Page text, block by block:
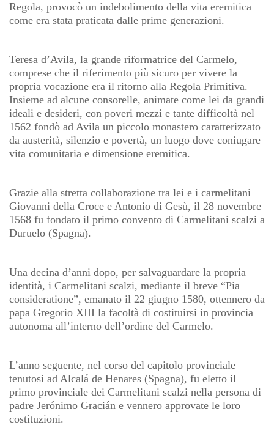
Regola, provocò un indebolimento della vita eremitica
come era stata praticata dalle prime generazioni.
Teresa d’Avila, la grande riformatrice del Carmelo,
comprese che il riferimento più sicuro per vivere la
propria vocazione era il ritorno alla Regola Primitiva.
Insieme ad alcune consorelle, animate come lei da grandi
ideali e desideri, con poveri mezzi e tante difficoltà nel
1562 fondò ad Avila un piccolo monastero caratterizzato
da austerità, silenzio e povertà, un luogo dove coniugare
vita comunitaria e dimensione eremitica.
Grazie alla stretta collaborazione tra lei e i carmelitani
Giovanni della Croce e Antonio di Gesù, il 28 novembre
1568 fu fondato il primo convento di Carmelitani scalzi a
Duruelo (Spagna).
Una decina d’anni dopo, per salvaguardare la propria
identità, i Carmelitani scalzi, mediante il breve “Pia
consideratione”, emanato il 22 giugno 1580, ottennero da
papa Gregorio XIII la facoltà di costituirsi in provincia
autonoma all’interno dell’ordine del Carmelo.
L’anno seguente, nel corso del capitolo provinciale
tenutosi ad Alcalá de Henares (Spagna), fu eletto il
primo provinciale dei Carmelitani scalzi nella persona di
padre Jerónimo Gracián e vennero approvate le loro
costituzioni.